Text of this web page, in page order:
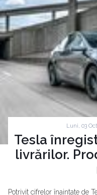
Luni, 03
Tesla
livrărilor.
Potrivit cifrelor înaintate de